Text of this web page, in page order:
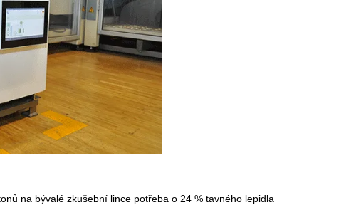
na bývalé zkušební lince potřeba o 24 % tavného lepidla